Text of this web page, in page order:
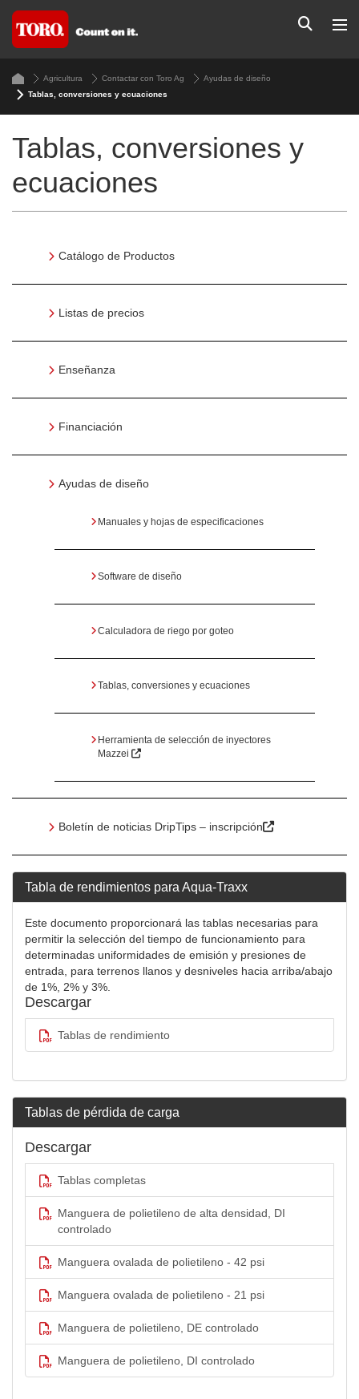
Agricultura Contactar con Toro Ag
Ayudas de diseño
Tablas, conversiones y ecuaciones
Tablas, conversiones y
ecuaciones
Catálogo de Productos
Listas de precios
Enseñanza
Financiación
Ayudas de diseño
Manuales y hojas de especificaciones
Software de diseño
Calculadora de riego por goteo
Tablas, conversiones y ecuaciones
Herramienta de selección de inyectores
Mazzei
Boletín de noticias DripTips – inscripción
Tabla de rendimientos para Aqua-Traxx
Este documento proporcionará las tablas necesarias para
permitir la selección del tiempo de funcionamiento para
determinadas uniformidades de emisión y presiones de
entrada, para terrenos llanos y desniveles hacia arriba/abajo
de 1%, 2% y 3%.
Descargar
Tablas de rendimiento
Tablas de pérdida de carga
Descargar
Tablas completas
Manguera de polietileno de alta densidad, DI
controlado
Manguera ovalada de polietileno - 42 psi
Manguera ovalada de polietileno - 21 psi
Manguera de polietileno, DE controlado
Manguera de polietileno, DI controlado